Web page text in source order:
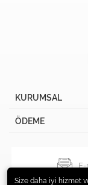
KURUMSAL
ÖDEME
Size daha iyi hizmet